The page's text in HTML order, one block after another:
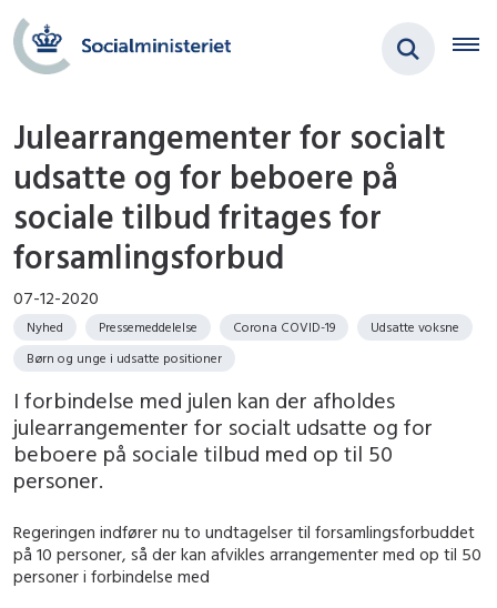
Julearrangementer for socialt
udsatte og for beboere på
sociale tilbud fritages for
forsamlingsforbud
07-12-2020
Nyhed Pressemeddelelse Corona COVID-19
Udsatte voksne
Børn og unge i udsatte positioner
I forbindelse med julen kan der afholdes
julearrangementer for socialt udsatte og for
beboere på sociale tilbud med op til 50
personer.
Regeringen indfører nu to undtagelser til forsamlingsforbuddet
på 10 personer, så der kan afvikles arrangementer med op til 50
personer i forbindelse med